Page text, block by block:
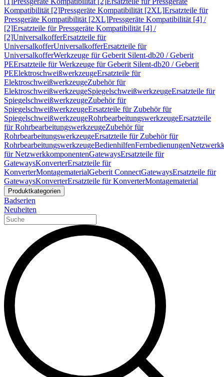
Kompatibilität [2]Pressgeräte Kompatibilität [2XL]Ersatzteile für
Pressgeräte Kompatibilität [2XL]Pressgeräte Kompatibilität [4] /
[2]Ersatzteile für Pressgeräte Kompatibilität [4] /
[2]UniversalkofferErsatzteile für
UniversalkofferUniversalkofferErsatzteile für
UniversalkofferWerkzeuge für Geberit Silent-db20 / Geberit
PEErsatzteile für Werkzeuge für Geberit Silent-db20 / Geberit
PEElektroschweißwerkzeugeErsatzteile für
ElektroschweißwerkzeugeZubehör für
ElektroschweißwerkzeugeSpiegelschweißwerkzeugeErsatzteile für
SpiegelschweißwerkzeugeZubehör für
SpiegelschweißwerkzeugeErsatzteile für Zubehör für
SpiegelschweißwerkzeugeRohrbearbeitungswerkzeugeErsatzteile
für RohrbearbeitungswerkzeugeZubehör für
RohrbearbeitungswerkzeugeErsatzteile für Zubehör für
RohrbearbeitungswerkzeugeBedienhilfenFernbedienungen
für NetzwerkkomponentenGatewaysErsatzteile für
GatewaysKonverterErsatzteile für
KonverterMontagematerialGeberit ConnectGatewaysErsatzteile für
GatewaysKonverterErsatzteile für KonverterMontagematerial
Produktkategorien
Badserien
Neuheiten